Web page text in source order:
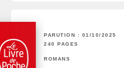
PARUTION : 01/10/2025
240 PAGES
ROMANS